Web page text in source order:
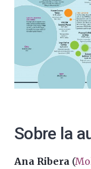
Sobre la
Ana Ribera (